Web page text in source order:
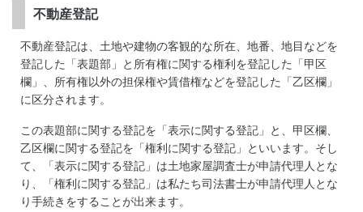
不動産登記
不動産登記は、土地や建物の客観的な所在、地番、地目などを
登記した「表題部」と所有権に関する権利を登記した「甲区
欄」、所有権以外の担保権や賃借権などを登記した「乙区欄」
に区分されます。
この表題部に関する登記を「表示に関する登記」と、甲区欄、
乙区欄に関する登記を「権利に関する登記」といいます。そし
て、「表示に関する登記」は土地家屋調査士が申請代理人とな
り、「権利に関する登記」は私たち司法書士が申請代理人とな
り手続きをすることが出来ます。